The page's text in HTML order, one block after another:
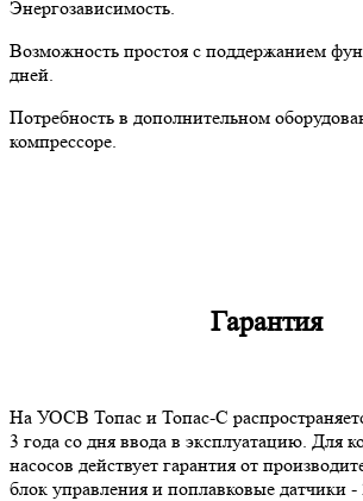
Энергозависимость.
Возможность простоя с поддержанием
дней.
Потребность в дополнительном
компрессоре.
Гарантия
На УОСВ Топас и Топас-С
3 года со дня ввода в эксплуатацию. Для
насосов действует гарантия от
блок управления и поплавковые датчики -